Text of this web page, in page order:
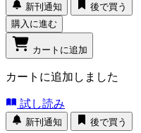
新刊通知
後で買う
購入に進む
カートに追加
カートに追加しました
試し読み
新刊通知 後で買う